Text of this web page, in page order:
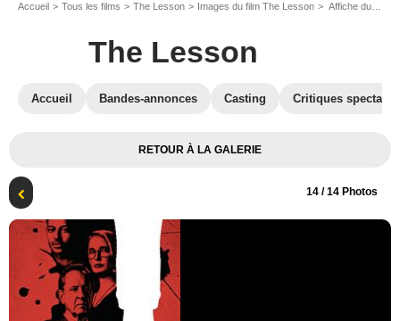
Accueil Tous les films The Lesson Images du film The Lesson Affiche du film The Lesson - Photo 14
The Lesson
Accueil Bandes-annonces Casting Critiques
RETOUR À LA GALERIE
14 / 14 Photos